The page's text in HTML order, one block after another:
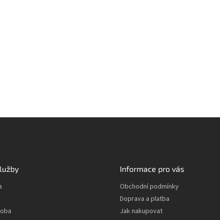
Informace pro vás
Obchodní podmínky
Doprava a platba
Jak nakupovat